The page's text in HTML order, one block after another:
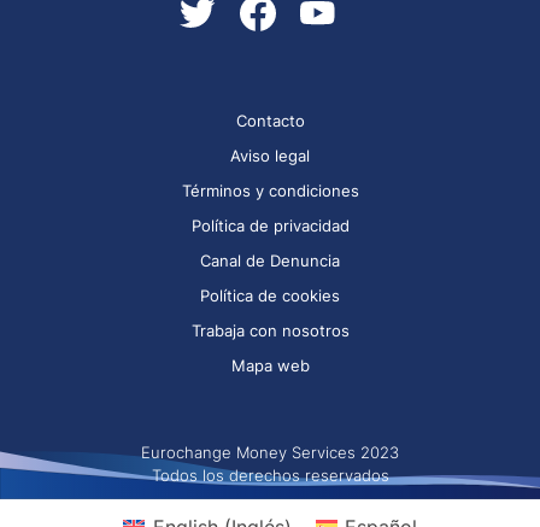
Contacto
Aviso legal
Términos y condiciones
Política de privacidad
Canal de Denuncia
Política de cookies
Trabaja con nosotros
Mapa web
Eurochange Money Services 2023
Todos los derechos reservados